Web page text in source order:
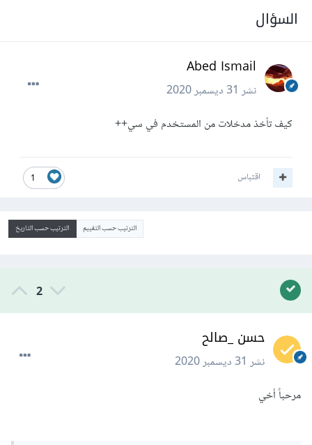
السؤال
Abed Ismail
نشر31 ديسمبر 2020
كيف تأخذ مدخلات من المستخدم في سي++
1 اقتباس
الترتيب حسب التقييم الترتيب حسب التاريخ
2
حسن _صالح
نشر31 ديسمبر 2020
مرحباً أخي